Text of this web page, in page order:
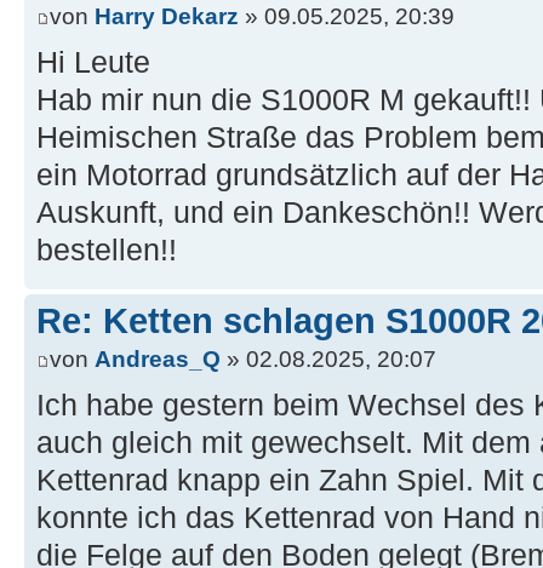
von Harry Dekarz » 09.05.2025, 20:39
Hi Leute
Hab mir nun die S1000R M
Heimischen Straße das Problem
ein Motorrad grundsätzlich auf der
Auskunft, und ein Dankeschön!!
bestellen!!
Re: Ketten schlagen S1000R
von Andreas_Q » 02.08.2025, 20:07
Ich habe gestern beim Wechsel des
auch gleich mit gewechselt. Mit
Kettenrad knapp ein Zahn Spiel. Mit
konnte ich das Kettenrad von Hand
die Felge auf den Boden gelegt